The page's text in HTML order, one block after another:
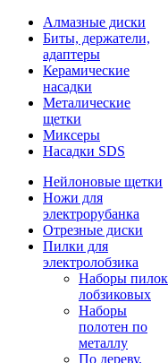
Алмазные диски
Биты, держатели,
адаптеры
Керамические
насадки
Металические
щетки
Миксеры
Насадки SDS
Нейлоновые щетки
Ножи для
электрорубанка
Отрезные диски
Пилки для
электролобзика
Наборы пилок
лобзиковых
Наборы
полотен по
металлу
По дереву,